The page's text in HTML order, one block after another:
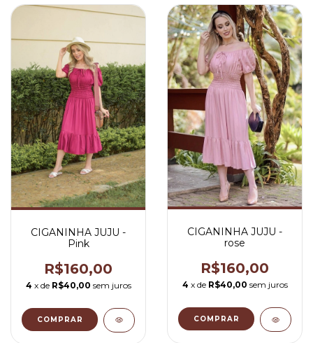
CIGANINHA JUJU -
Pink
R$160,00
4 x de R$40,00 sem juros
COMPRAR
CIGANINHA JUJU -
rose
R$160,00
4 x de R$40,00 sem juros
COMPRAR